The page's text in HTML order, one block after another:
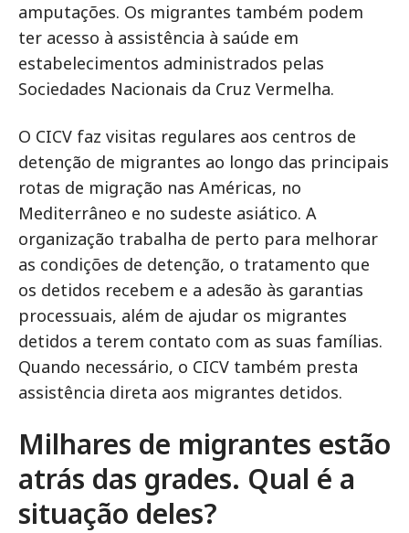
amputações. Os migrantes também podem
ter acesso à assistência à saúde em
estabelecimentos administrados pelas
Sociedades Nacionais da Cruz Vermelha.
O CICV faz visitas regulares aos centros de
detenção de migrantes ao longo das principais
rotas de migração nas Américas, no
Mediterrâneo e no sudeste asiático. A
organização trabalha de perto para melhorar
as condições de detenção, o tratamento que
os detidos recebem e a adesão às garantias
processuais, além de ajudar os migrantes
detidos a terem contato com as suas famílias.
Quando necessário, o CICV também presta
assistência direta aos migrantes detidos.
Milhares de migrantes estão
atrás das grades. Qual é a
situação deles?